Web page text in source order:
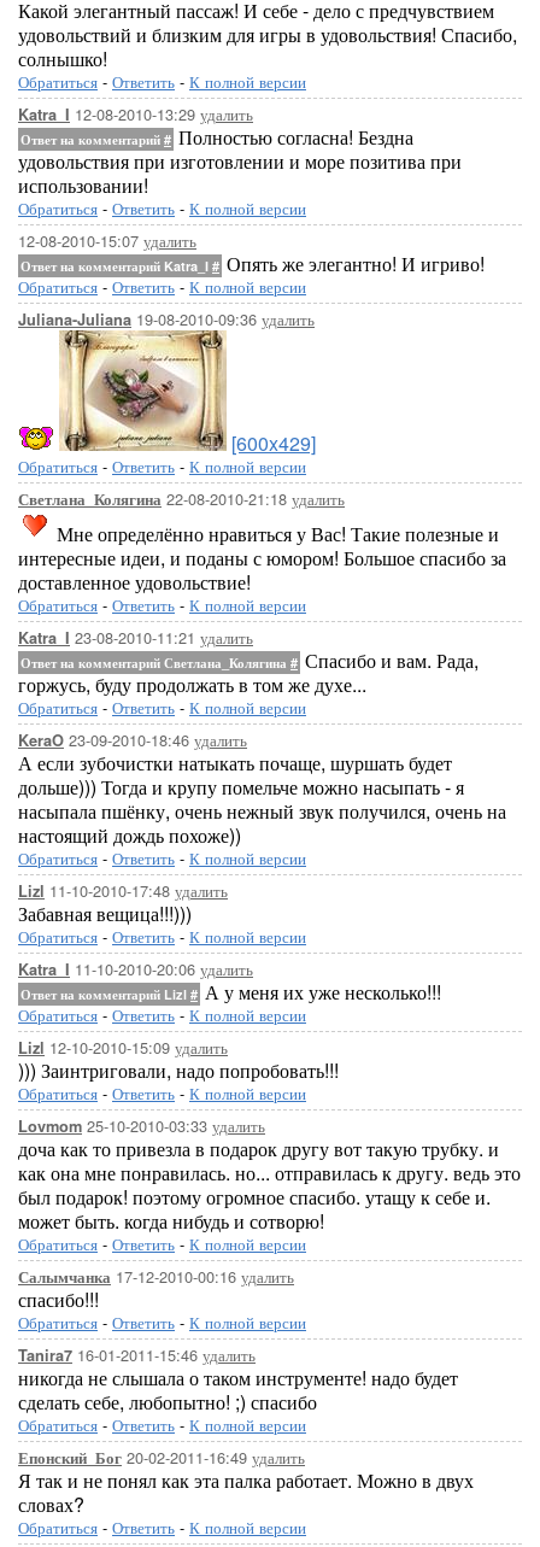
Какой элегантный пассаж! И себе - дело с предчувствием
удовольствий и близким для игры в удовольствия! Спасибо,
солнышко!
Обратиться - Ответить - К полной версии
Katra_I 12-08-2010-13:29 удалить
Ответ на комментарий # Полностью согласна! Бездна
удовольствия при изготовлении и море позитива при
использовании!
Обратиться - Ответить - К полной версии
12-08-2010-15:07 удалить
Ответ на комментарий Katra_I # Опять же элегантно! И игриво!
Обратиться - Ответить - К полной версии
Juliana-Juliana 19-08-2010-09:36 удалить
[600x429]
Обратиться - Ответить - К полной версии
Светлана_Колягина 22-08-2010-21:18 удалить
Мне определённо нравиться у Вас! Такие полезные и
интересные идеи, и поданы с юмором! Большое спасибо за
доставленное удовольствие!
Обратиться - Ответить - К полной версии
Katra_I 23-08-2010-11:21 удалить
Ответ на комментарий Светлана_Колягина # Спасибо и вам. Рада,
горжусь, буду продолжать в том же духе...
Обратиться - Ответить - К полной версии
KeraO 23-09-2010-18:46 удалить
А если зубочистки натыкать почаще, шуршать будет
дольше))) Тогда и крупу помельче можно насыпать - я
насыпала пшёнку, очень нежный звук получился, очень на
настоящий дождь похоже))
Обратиться - Ответить - К полной версии
Lizl 11-10-2010-17:48 удалить
Забавная вещица!!!)))
Обратиться - Ответить - К полной версии
Katra_I 11-10-2010-20:06 удалить
Ответ на комментарий Lizl # А у меня их уже несколько!!!
Обратиться - Ответить - К полной версии
Lizl 12-10-2010-15:09 удалить
))) Заинтриговали, надо попробовать!!!
Обратиться - Ответить - К полной версии
Lovmom 25-10-2010-03:33 удалить
доча как то привезла в подарок другу вот такую трубку. и
как она мне понравилась. но... отправилась к другу. ведь это
был подарок! поэтому огромное спасибо. утащу к себе и.
может быть. когда нибудь и сотворю!
Обратиться - Ответить - К полной версии
Салымчанка 17-12-2010-00:16 удалить
спасибо!!!
Обратиться - Ответить - К полной версии
Tanira7 16-01-2011-15:46 удалить
никогда не слышала о таком инструменте! надо будет
сделать себе, любопытно! ;) спасибо
Обратиться - Ответить - К полной версии
Епонский_Бог 20-02-2011-16:49 удалить
Я так и не понял как эта палка работает. Можно в двух
словах?
Обратиться - Ответить - К полной версии